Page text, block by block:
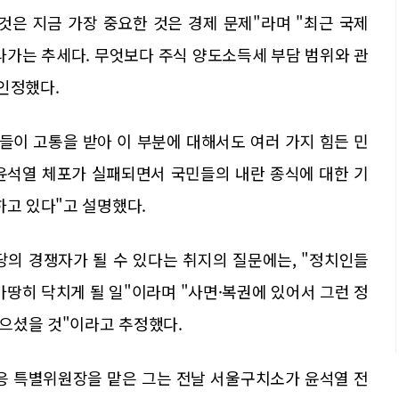
은 지금 가장 중요한 것은 경제 문제"라며 "최근 국제
는 추세다. 무엇보다 주식 양도소득세 부담 범위와 관
정했다.
이 고통을 받아 이 부분에 대해서도 여러 가지 힘든 민
열 체포가 실패되면서 국민들의 내란 종식에 대한 기
고 있다"고 설명했다.
경쟁자가 될 수 있다는 취지의 질문에는, "정치인들
히 닥치게 될 일"이라며 "사면·복권에 있어서 그런 정
셨을 것"이라고 추정했다.
특별위원장을 맡은 그는 전날 서울구치소가 윤석열 전